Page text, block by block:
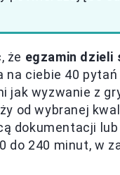
że egzamin dzieli
ciebie 40
jak wyzwanie z
od wybranej
dokumentacji
240 minut, w